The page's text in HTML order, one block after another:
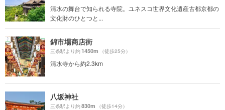
清水の舞台で知られる寺院。ユネスコ世界文化遺産古都京都の
文化財のひとつと...
錦市場商店街
三条駅より約1450m （徒歩25分）
清水寺から約2.3km
八坂神社
三条駅より約830m （徒歩14分）